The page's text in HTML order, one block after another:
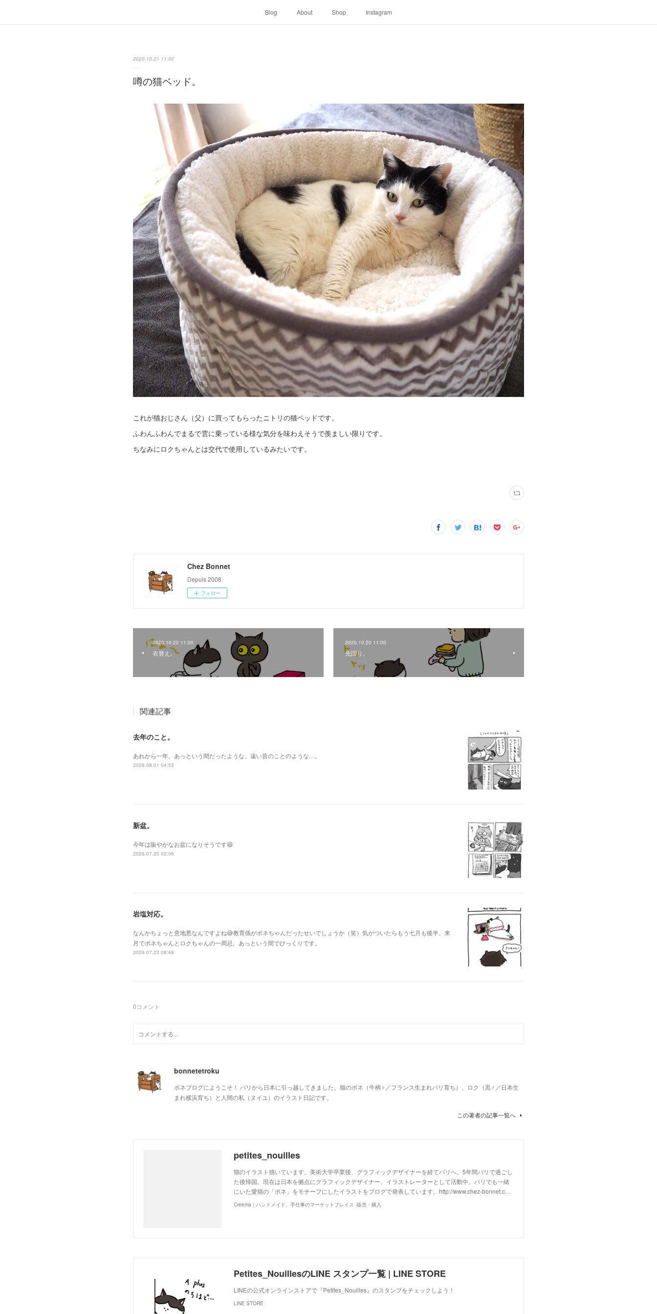
Blog About Shop Instagram
2020.10.21 11:00
噂の猫ベッド。
これが猫おじさん（父）に買ってもらったニトリの猫ベッドです。
ふわんふわんでまるで雲に乗っている様な気分を味わえそうで羨ましい限りです。
ちなみにロクちゃんとは交代で使用しているみたいです。
Chez Bonnet
Depuis 2008
フォロー
2020.10.22 11:00
衣替え。
2020.10.20 11:00
先回り。
関連記事
去年のこと。
あれから一年。あっという間だったような、遠い昔のことのような…。
2026.08.01 04:52
新盆。
今年は賑やかなお盆になりそうです😆
2026.07.25 02:06
岩塩対応。
なんかちょっと意地悪なんですよね😅教育係がボネちゃんだったせいでしょうか（笑）気がついたらもう七月も後半。来
月でボネちゃんとロクちゃんの一周忌。あっという間でびっくりです。
2026.07.22 08:48
0コメント
bonnetetroku
ボネブログにようこそ！ パリから日本に引っ越してきました。猫のボネ（牛柄♀／フランス生まれパリ育ち）、ロク（黒♂／日本生
まれ横浜育ち）と人間の私（ヌイユ）のイラスト日記です。
この著者の記事一覧へ
petites_nouilles
猫のイラスト描いています。美術大学卒業後、グラフィックデザイナーを経てパリへ。5年間パリで過ごし
た後帰国。現在は日本を拠点にグラフィックデザイナー、イラストレーターとして活動中。パリでも一緒
にいた愛猫の「ボネ」をモチーフにしたイラストをブログで発表しています。http://www.chez-bonnet.c…
Creema｜ハンドメイド、手仕事のマーケットプレイス -販売・購入
Petites_NouillesのLINE スタンプ一覧 | LINE STORE
LINEの公式オンラインストアで『Petites_Nouilles』のスタンプをチェックしよう！
LINE STORE